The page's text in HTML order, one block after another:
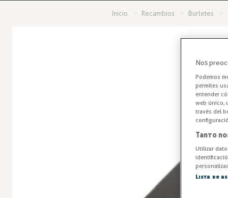
Inicio Recambios Burletes
Nos
Podemos
permites
entender
web único,
través del
Tanto
Utilizar
Lista de